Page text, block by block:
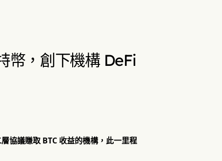
幣，創下機構 DeFi
協議賺取 BTC 收益的機構，此一里程